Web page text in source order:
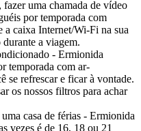
fazer uma chamada de vídeo
por temporada com
caixa Internet/Wi-Fi na sua
a viagem.
- Ermionida
temporada com ar-
se refrescar e ficar à vontade.
os nossos filtros para achar
casa de férias - Ermionida
vezes é de 16, 18 ou 21